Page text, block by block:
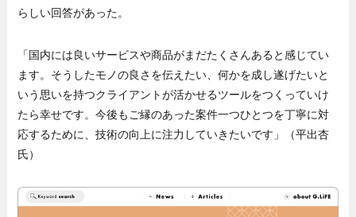
らしい回答があった。
「国内には良いサービスや商品がまだたくさんあると感じてい
ます。そうしたモノの良さを伝えたい、何かを成し遂げたいと
いう思いを持つクライアントが活かせるツールをつくっていけ
たら幸せです。今後もご縁のあった案件一つひとつを丁寧に対
応するために、技術の向上に注力していきたいです」（平出杏
氏）